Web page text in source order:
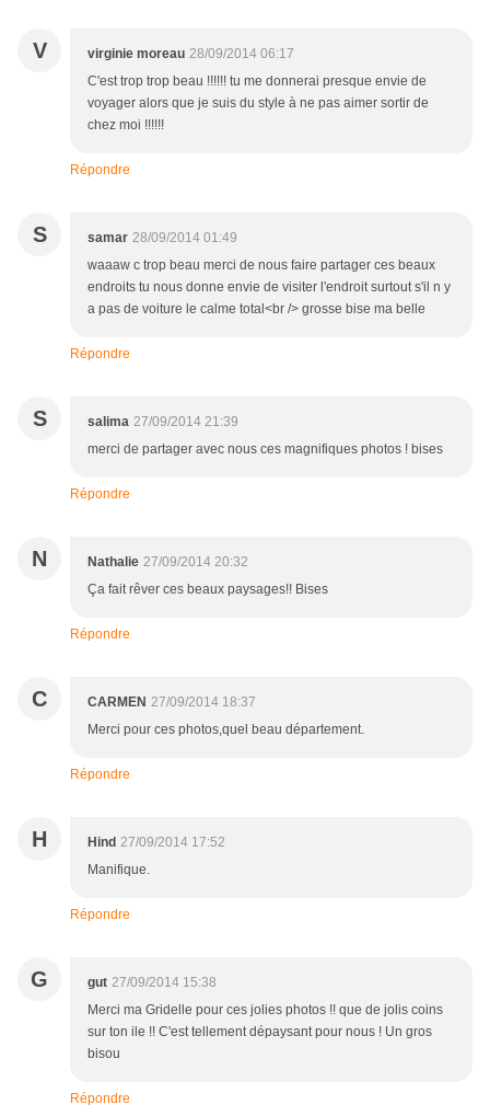
V virginie moreau 28/09/2014 06:17
C'est trop trop beau !!!!!! tu me donnerai presque envie de
voyager alors que je suis du style à ne pas aimer sortir de
chez moi !!!!!!
Répondre
S samar 28/09/2014 01:49
waaaw c trop beau merci de nous faire partager ces beaux
endroits tu nous donne envie de visiter l'endroit surtout s'il n y
a pas de voiture le calme total<br /> grosse bise ma belle
Répondre
S salima 27/09/2014 21:39
merci de partager avec nous ces magnifiques photos ! bises
Répondre
N Nathalie 27/09/2014 20:32
Ça fait rêver ces beaux paysages!! Bises
Répondre
C CARMEN 27/09/2014 18:37
Merci pour ces photos,quel beau département.
Répondre
H Hind 27/09/2014 17:52
Manifique.
Répondre
G gut 27/09/2014 15:38
Merci ma Gridelle pour ces jolies photos !! que de jolis coins
sur ton ile !! C'est tellement dépaysant pour nous ! Un gros
bisou
Répondre